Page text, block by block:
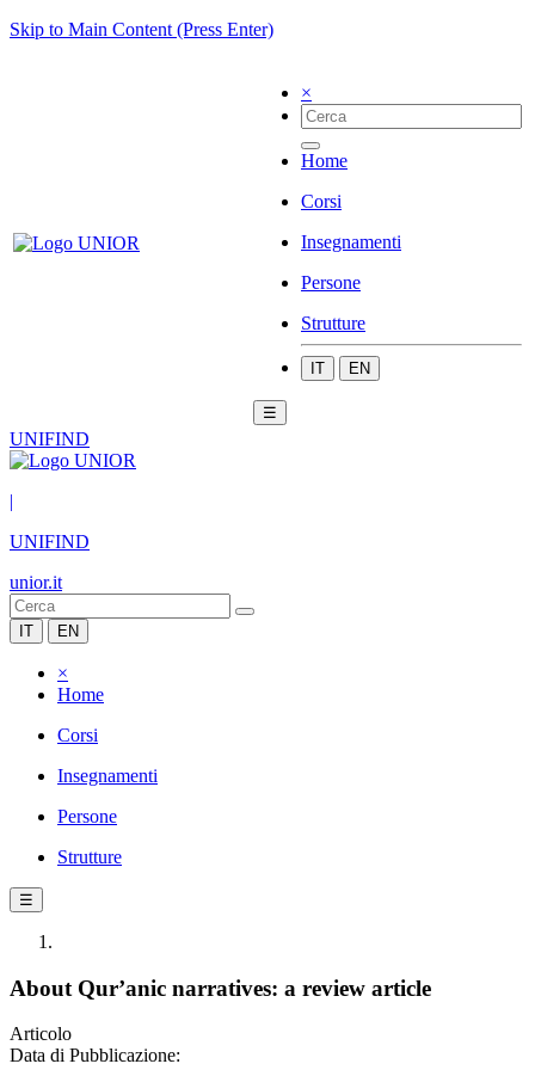
Skip to Main Content (Press Enter)
×
Home
Corsi
Insegnamenti
Persone
Strutture
IT EN
☰
UNIFIND
|
UNIFIND
unior.it
IT EN
×
Home
Corsi
Insegnamenti
Persone
Strutture
☰
About Qur’anic narratives: a review article
Articolo
Data di Pubblicazione: